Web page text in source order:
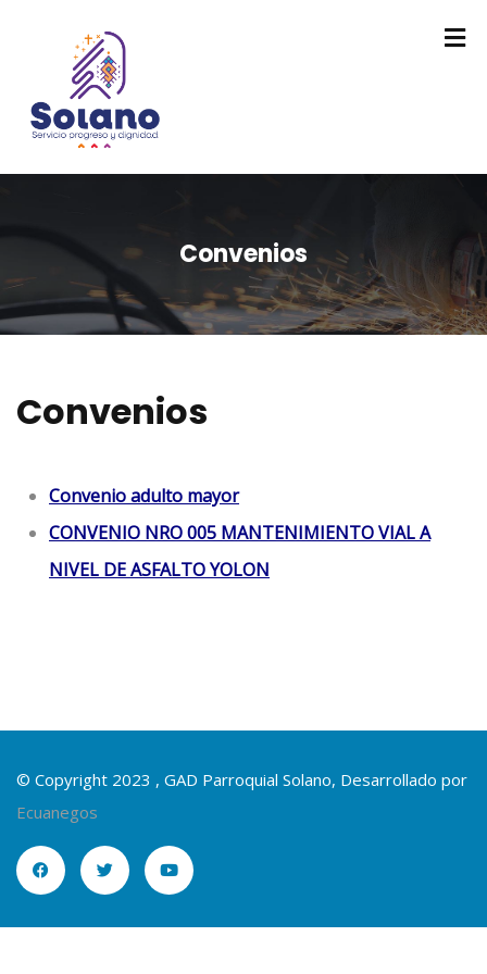
Convenios
Convenios
Convenio adulto mayor
CONVENIO NRO 005 MANTENIMIENTO VIAL A
NIVEL DE ASFALTO YOLON
© Copyright 2023 , GAD Parroquial Solano, Desarrollado por
Ecuanegos